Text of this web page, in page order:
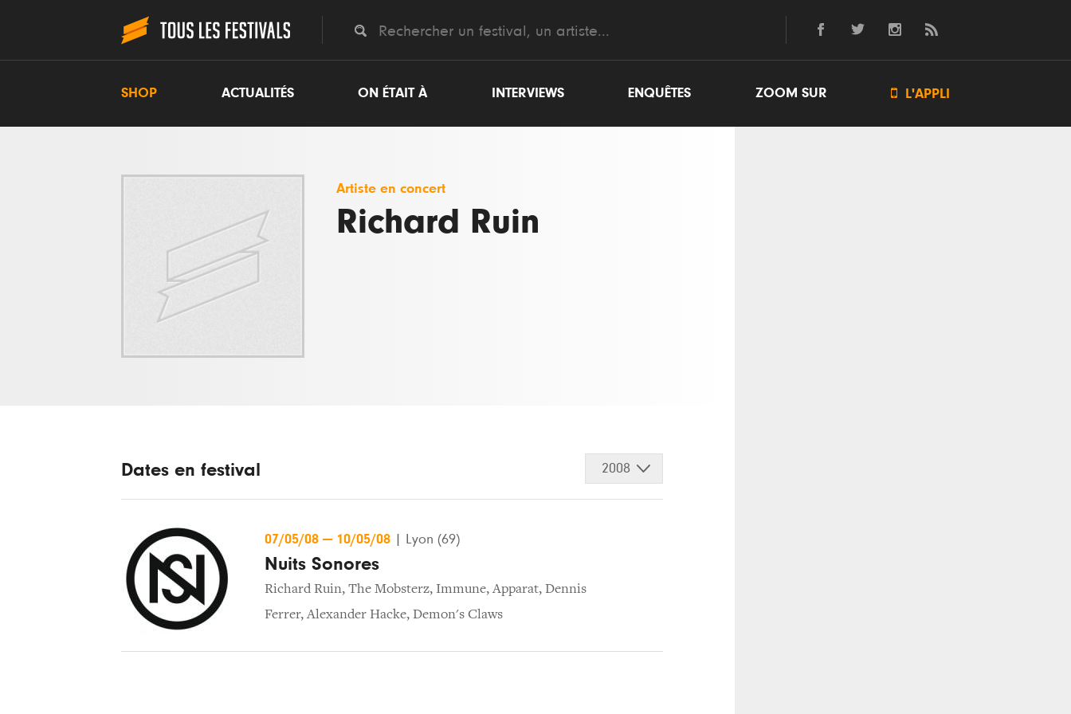
SHOP ACTUALITÉS ON ÉTAIT À INTERVIEWS ENQUÊTES ZOOM SUR  L'APPLI
Artiste en concert
Richard Ruin
Dates en festival 2008
07/05/08 — 10/05/08 Lyon (69)
Nuits Sonores
Richard Ruin, The Mobsterz, Immune,Apparat, Dennis
Ferrer,Alexander Hacke, Demon's Claws